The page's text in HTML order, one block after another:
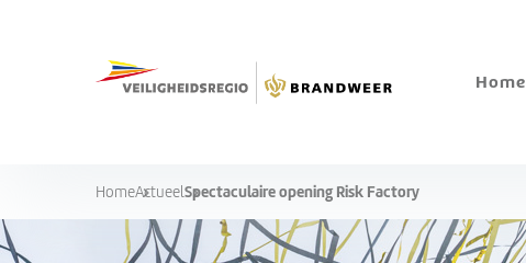
Home
HomeActueelSpectaculaire opening Risk Factory